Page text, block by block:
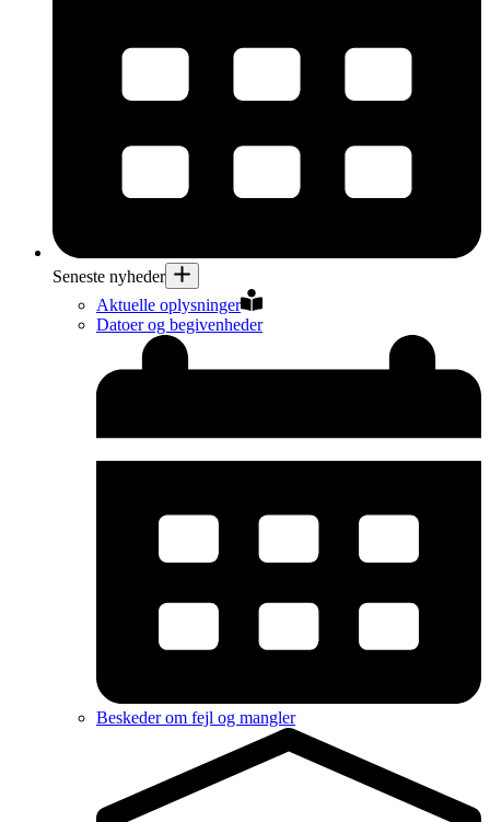
Seneste nyheder
Aktuelle oplysninger
Datoer og begivenheder
Beskeder om fejl og mangler